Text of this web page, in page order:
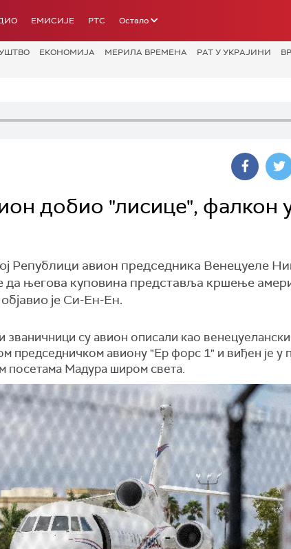
ЕМИСИЈЕ РТС Остало
ЕКОНОМИЈА МЕРИЛА ВРЕМЕНА РАТ У УКРАЈИНИ
добио "лисице", фалкон
Републици авион председника Венецуеле
да његова куповина представља кршење
је Си-Ен-Ен.
званичници су авион описали као
председничком авиону "Ер форс 1" и виђен је у
посетама Мадура широм света.